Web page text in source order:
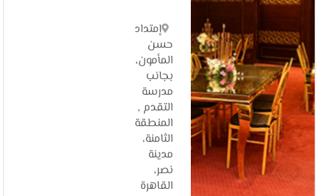
إمتداد
حسن
المأمون،
بجانب
مدرسة
التقدم ,
المنطقة
الثامنة،
مدينة
نصر،
القاهرة‬